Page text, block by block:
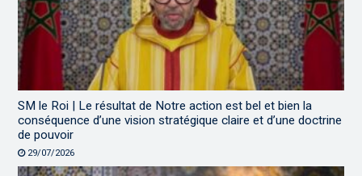
SM le Roi | Le résultat de Notre action est bel et bien la
conséquence d’une vision stratégique claire et d’une doctrine
de pouvoir
29/07/2026